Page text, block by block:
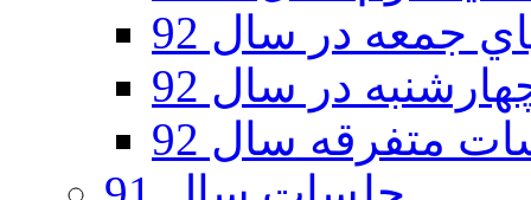
جمعه در سال 92
در سال 92
متفرقه سال 92